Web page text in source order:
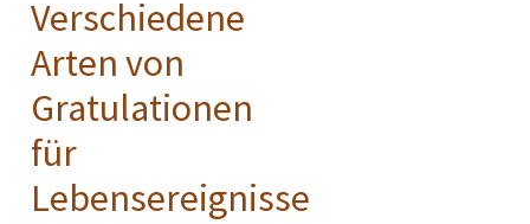
Verschiedene
Arten von
Gratulationen
für
Lebensereignisse